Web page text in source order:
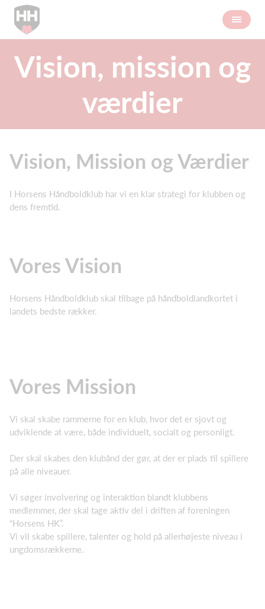
Vision, mission og
værdier
Vision, Mission og Værdier
I Horsens Håndboldklub har vi en klar strategi for klubben og
dens fremtid.
Vores Vision
Horsens Håndboldklub skal tilbage på håndboldlandkortet i
landets bedste rækker.
Vores Mission
Vi skal skabe rammerne for en klub, hvor det er sjovt og
udviklende at være, både individuelt, socialt og personligt.
Der skal skabes den klubånd der gør, at der er plads til spillere
på alle niveauer.
Vi søger involvering og interaktion blandt klubbens
medlemmer, der skal tage aktiv del i driften af foreningen
“Horsens HK”.
Vi vil skabe spillere, talenter og hold på allerhøjeste niveau i
ungdomsrækkerne.